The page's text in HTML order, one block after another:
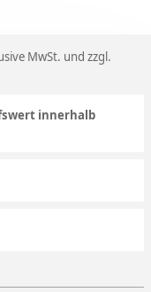
MwSt. und zzgl.
innerhalb